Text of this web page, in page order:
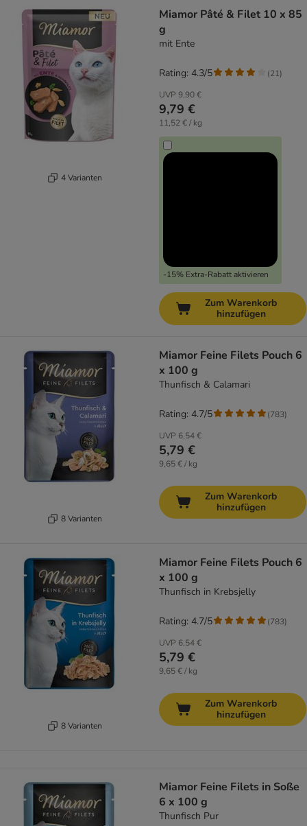
4 Varianten
Miamor Pâté & Filet 10 x 85
g
mit Ente
UVP 9,90 €
9,79 €
11,52 € / kg
-15% Extra-Rabatt aktivieren
Rating: 4.3/5 (21)
Zum Warenkorb
hinzufügen
8 Varianten
Miamor Feine Filets Pouch 6
x 100 g
Thunfisch & Calamari
UVP 6,54 €
5,79 €
9,65 € / kg
Rating: 4.7/5 (783)
Zum Warenkorb
hinzufügen
8 Varianten
Miamor Feine Filets Pouch 6
x 100 g
Thunfisch in Krebsjelly
UVP 6,54 €
5,79 €
9,65 € / kg
Rating: 4.7/5 (783)
Zum Warenkorb
hinzufügen
Miamor Feine Filets in Soße
6 x 100 g
Thunfisch Pur